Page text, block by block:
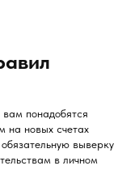
понадобятся
на новых счетах
выверку
в личном